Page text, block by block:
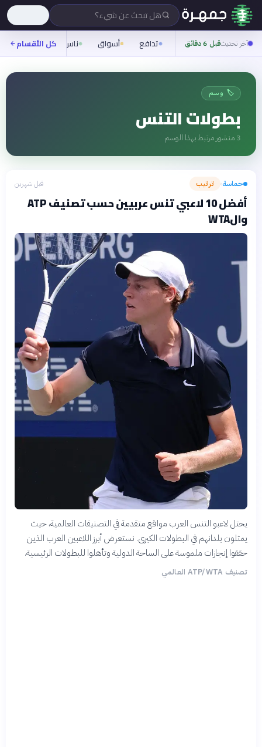
هل تبحث عن شيء؟
آخر تحديثقبل 6 دقائق تدافع أسواق ناس روح
كل الأقسام
🏷️ وسم
بطولات التنس
3 منشور مرتبط بهذا الوسم
حماسة› ترتيب قبل شهرين
أفضل 10 لاعبي تنس عربيين حسب تصنيف ATP
والWTA
يحتل لاعبو التنس العرب مواقع متقدمة في التصنيفات العالمية، حيث
يمثلون بلدانهم في البطولات الكبرى. نستعرض أبرز اللاعبين العرب الذين
حققوا إنجازات ملموسة على الساحة الدولية وتأهلوا للبطولات الرئيسية.
تصنيف ATP/WTA العالمي